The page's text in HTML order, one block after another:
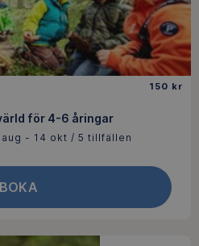
150 kr
för 4-6 åringar
- 14 okt / 5 tillfällen
BOKA